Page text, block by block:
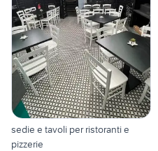
sedie e tavoli per ristoranti e
pizzerie